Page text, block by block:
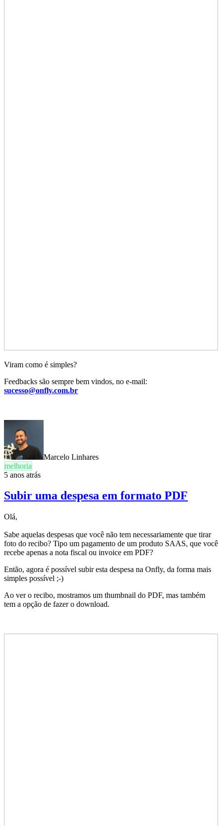
Viram como é simples?
Feedbacks são sempre bem vindos, no e-mail:
sucesso@onfly.com.br
Marcelo Linhares
melhoria
5 anos atrás
Subir uma despesa em formato PDF
Olá,
Sabe aquelas despesas que você não tem necessariamente que tirar
foto do recibo? Tipo um pagamento de um produto SAAS, que você
recebe apenas a nota fiscal ou invoice em PDF?
Então, agora é possível subir esta despesa na Onfly, da forma mais
simples possível ;-)
Ao ver o recibo, mostramos um thumbnail do PDF, mas também
tem a opção de fazer o download.